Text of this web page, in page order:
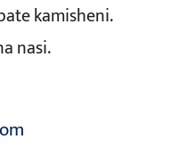
kamisheni.
nasi.